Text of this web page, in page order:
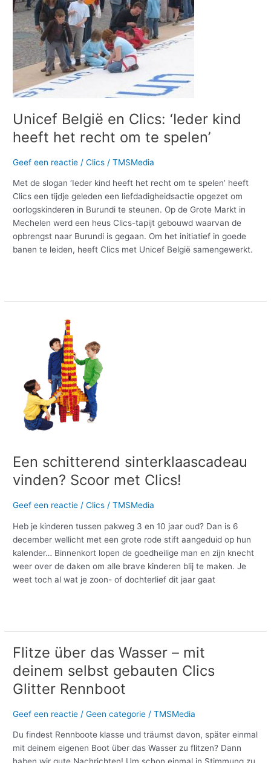
Unicef België en Clics: ‘Ieder kind
heeft het recht om te spelen’
Geef een reactie /Clics /TMSMedia
Met de slogan ‘Ieder kind heeft het recht om te spelen’ heeft
Clics een tijdje geleden een liefdadigheidsactie opgezet om
oorlogskinderen in Burundi te steunen. Op de Grote Markt in
Mechelen werd een heus Clics-tapijt gebouwd waarvan de
opbrengst naar Burundi is gegaan. Om het initiatief in goede
banen te leiden, heeft Clics met Unicef België samengewerkt.
Clics:
‘Ieder
kind
heeft
het
om
spelen’
Een schitterend sinterklaascadeau
vinden? Scoor met Clics!
Geef een reactie /Clics /TMSMedia
Heb je kinderen tussen pakweg 3 en 10 jaar oud? Dan is 6
december wellicht met een grote rode stift aangeduid op hun
kalender… Binnenkort lopen de goedheilige man en zijn knecht
weer over de daken om alle brave kinderen blij te maken. Je
weet toch al wat je zoon- of dochterlief dit jaar gaat
sinterklaascadeau
met
Clics!
Flitze über das Wasser – mit
deinem selbst gebauten Clics
Glitter Rennboot
Geef een reactie /Geen categorie /TMSMedia
Du findest Rennboote klasse und träumst davon, später einmal
mit deinem eigenen Boot über das Wasser zu flitzen? Dann
Flitze
über
das
Wasser
mit
deinem
selbst
gebauten